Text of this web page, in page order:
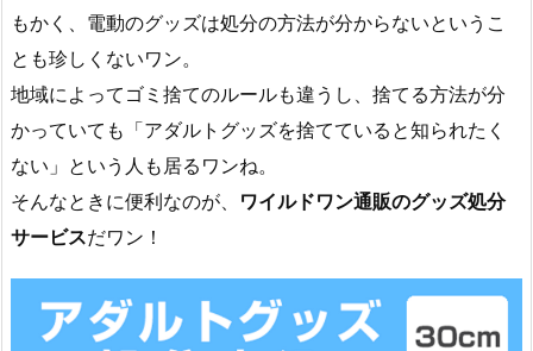
もかく、電動のグッズは処分の方法が分からないというこ
とも珍しくないワン。
地域によってゴミ捨てのルールも違うし、捨てる方法が分
かっていても「アダルトグッズを捨てていると知られたく
ない」という人も居るワンね。
そんなときに便利なのが、 ワイルドワン通販のグッズ処分
サービスだワン！